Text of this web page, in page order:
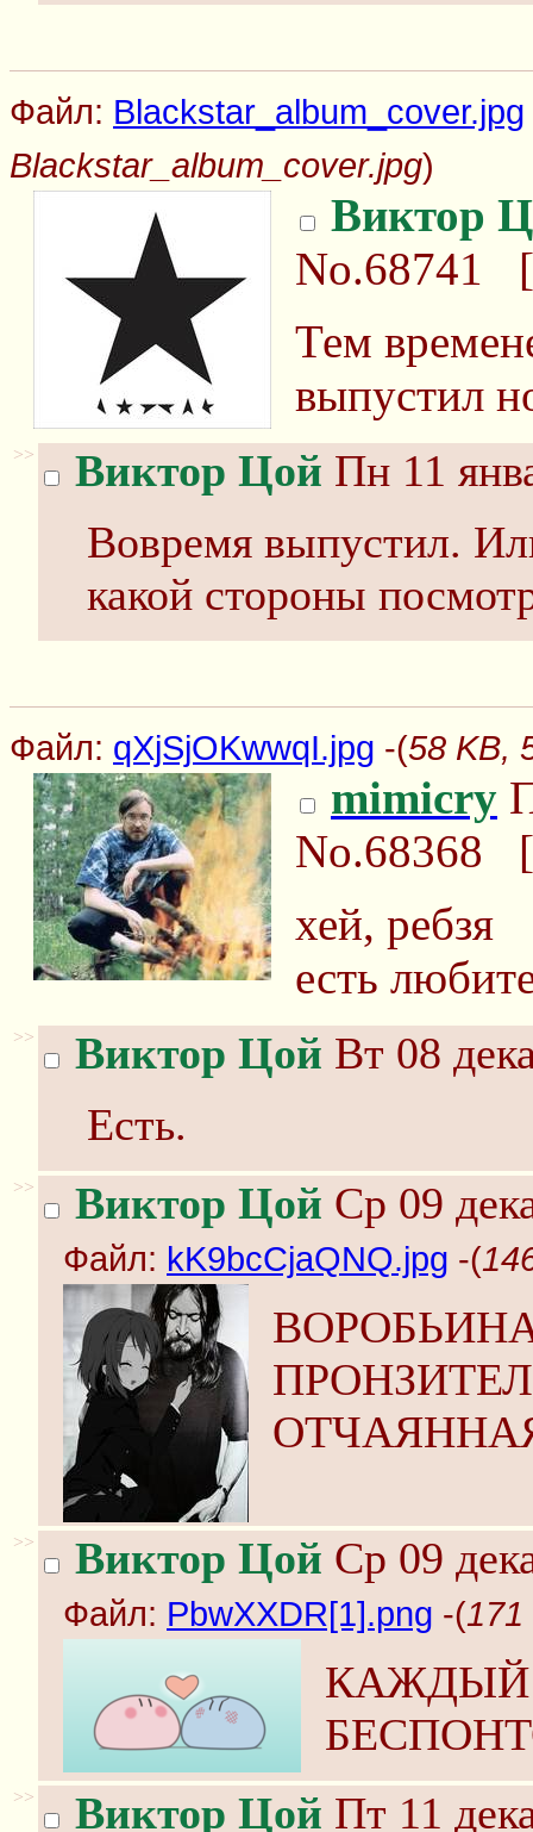
Файл: Blackstar_album_cover.jpg
Blackstar_album_cover.jpg)
Виктор
No.68741 [
Тем
выпустил
>> Виктор Цой Пн 11
Вовремя выпустил.
какой стороны
Файл: qXjSjOKwwqI.jpg -(58 KB,
mimicry
No.68368 [
хей, ребзя
есть
>> Виктор Цой Вт 08
Есть.
>> Виктор Цой Ср 09
Файл: kK9bcCjaQNQ.jpg -(
>> Виктор Цой Ср 09
Файл: PbwXXDR[1].png -(171
КАЖДЫЙ
>> Виктор Цой Пт 11